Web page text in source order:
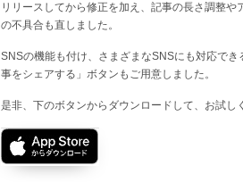
リリースしてから修正を加え、記事の長さ調整や
の不具合も直しました。
SNSの機能も付け、さまざまなSNSにも対応でき
事をシェアする」ボタンもご用意しました。
是非、下のボタンからダウンロードして、お試し